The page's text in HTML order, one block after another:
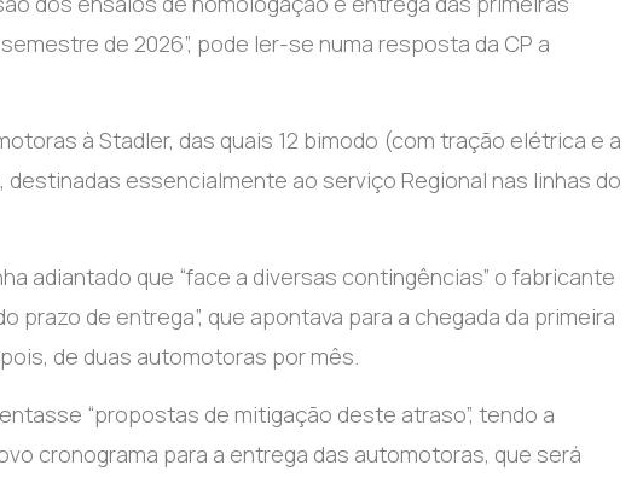
de 2026”, pode ler-se numa resposta da CP a
à Stadler, das quais 12 bimodo (com tração elétrica e a
essencialmente ao serviço Regional nas linhas do
adiantado que “face a diversas contingências” o fabricante
prazo de entrega”, que apontava para a chegada da primeira
de duas automotoras por mês.
“propostas de mitigação deste atraso”, tendo a
cronograma para a entrega das automotoras, que será